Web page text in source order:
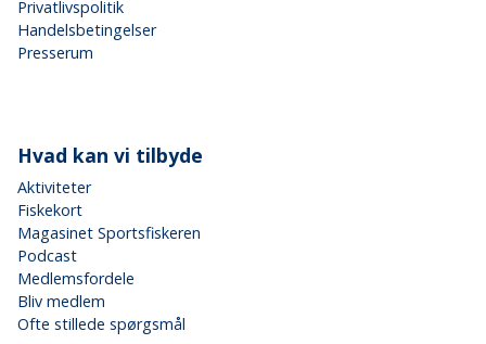
Privatlivspolitik
Handelsbetingelser
Presserum
Hvad kan vi tilbyde
Aktiviteter
Fiskekort
Magasinet Sportsfiskeren
Podcast
Medlemsfordele
Bliv medlem
Ofte stillede spørgsmål